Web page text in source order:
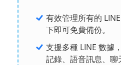
有效管理所有的
下即可免費備份。
支援多種 LINE 數據
記錄、語音訊息、